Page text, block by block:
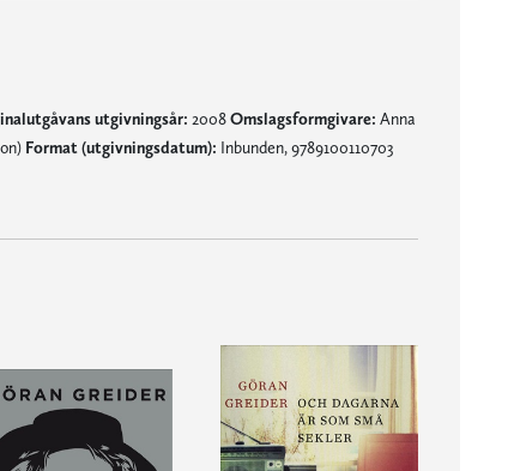
utgivningsår: 2008Omslagsformgivare: Anna
Format (utgivningsdatum): Inbunden, 9789100110703